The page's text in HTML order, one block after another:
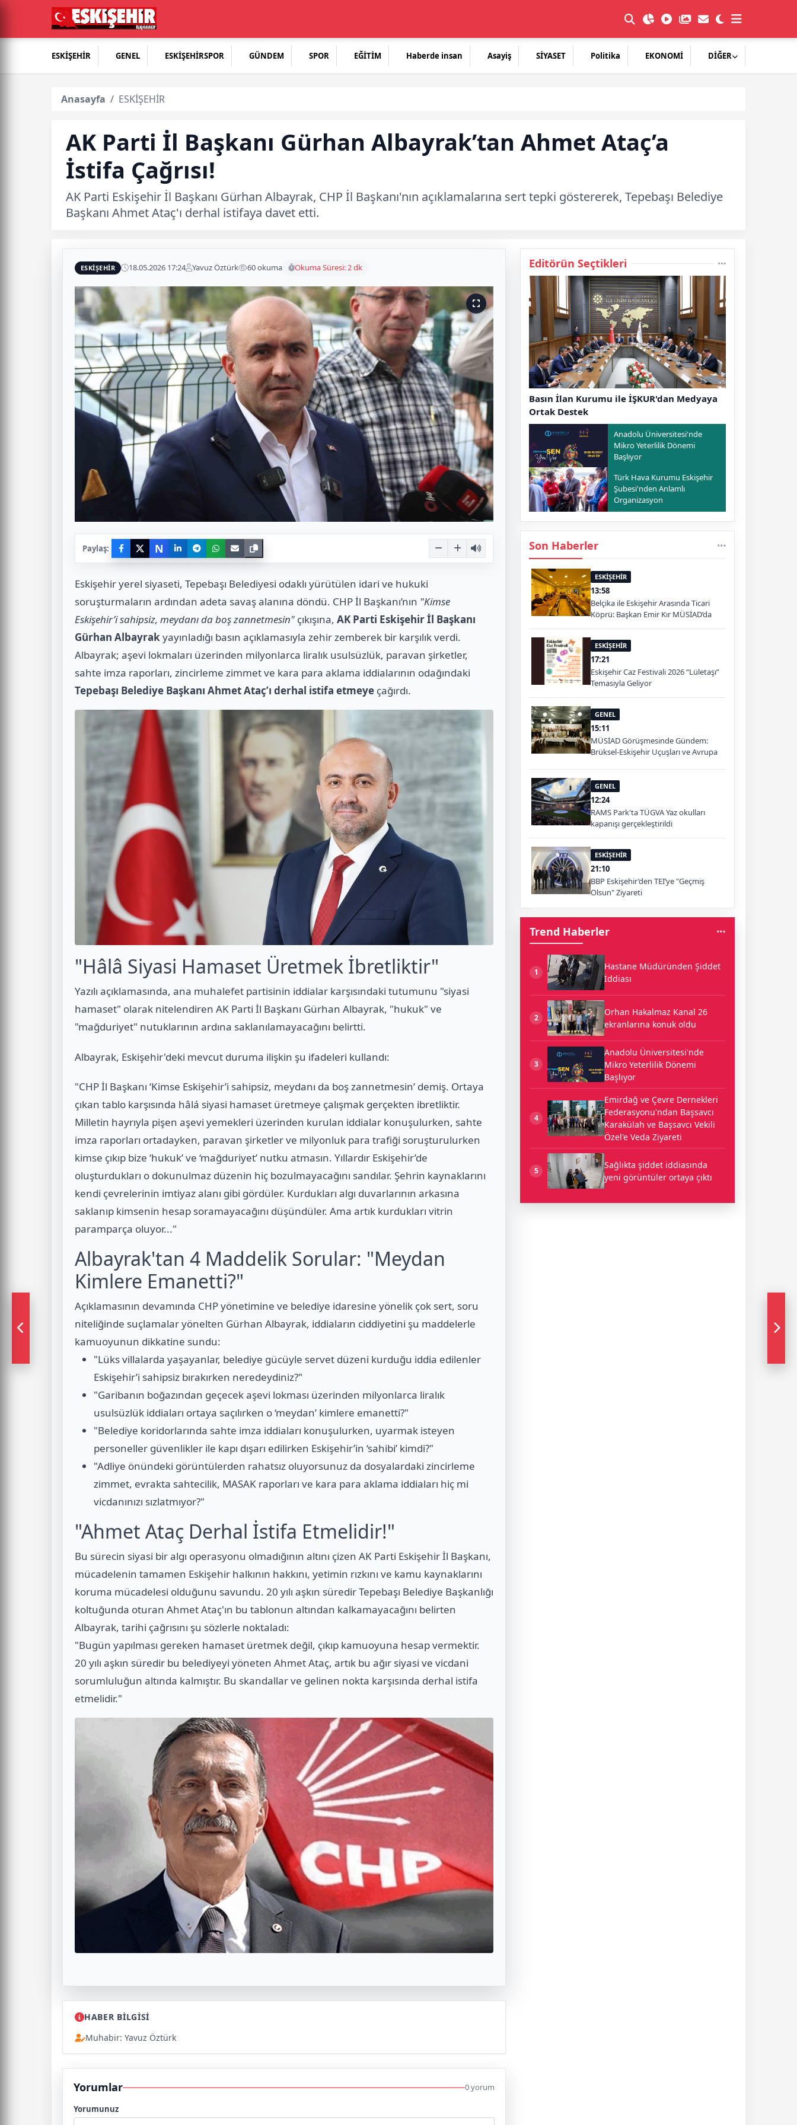
ESKİŞEHİR GENEL ESKİŞEHİRSPOR GÜNDEM SPOR EĞİTİM Haberde insan Asayiş SİYASET Politika EKONOMİ DİĞER
Anasayfa ESKİŞEHİR
AK Parti İl Başkanı Gürhan Albayrak’tan Ahmet Ataç’a
İstifa Çağrısı!
AK Parti Eskişehir İl Başkanı Gürhan Albayrak, CHP İl Başkanı'nın açıklamalarına sert tepki göstererek, Tepebaşı Belediye
Başkanı Ahmet Ataç'ı derhal istifaya davet etti.
ESKİŞEHİR 18.05.2026 17:24 Yavuz Öztürk 60 okuma Okuma Süresi: 2 dk
Paylaş: N
Eskişehir yerel siyaseti, Tepebaşı Belediyesi odaklı yürütülen idari ve hukuki
soruşturmaların ardından adeta savaş alanına döndü. CHP İl Başkanı’nın "Kimse
Eskişehir’i sahipsiz, meydanı da boş zannetmesin" çıkışına, AK Parti Eskişehir İl Başkanı
Gürhan Albayrakyayınladığı basın açıklamasıyla zehir zemberek bir karşılık verdi.
Albayrak; aşevi lokmaları üzerinden milyonlarca liralık usulsüzlük, paravan şirketler,
sahte imza raporları, zincirleme zimmet ve kara para aklama iddialarının odağındaki
Tepebaşı Belediye Başkanı Ahmet Ataç’ı derhal istifa etmeye çağırdı.
"Hâlâ Siyasi Hamaset Üretmek İbretliktir"
Yazılı açıklamasında, ana muhalefet partisinin iddialar karşısındaki tutumunu "siyasi
hamaset" olarak nitelendiren AK Parti İl Başkanı Gürhan Albayrak, "hukuk" ve
"mağduriyet" nutuklarının ardına saklanılamayacağını belirtti.
Albayrak, Eskişehir'deki mevcut duruma ilişkin şu ifadeleri kullandı:
"CHP İl Başkanı ‘Kimse Eskişehir’i sahipsiz, meydanı da boş zannetmesin’ demiş. Ortaya
çıkan tablo karşısında hâlá siyasi hamaset üretmeye çalışmak gerçekten ibretliktir.
Milletin hayrıyla pişen aşevi yemekleri üzerinden kurulan iddialar konuşulurken, sahte
imza raporları ortadayken, paravan şirketler ve milyonluk para trafiği soruşturulurken
kimse çıkıp bize ‘hukuk’ ve ‘mağduriyet’ nutku atmasın. Yıllardır Eskişehir’de
oluşturdukları o dokunulmaz düzenin hiç bozulmayacağını sandılar. Şehrin kaynaklarını
kendi çevrelerinin imtiyaz alanı gibi gördüler. Kurdukları algı duvarlarının arkasına
saklanıp kimsenin hesap soramayacağını düşündüler. Ama artık kurdukları vitrin
paramparça oluyor..."
Albayrak'tan 4 Maddelik Sorular: "Meydan
Kimlere Emanetti?"
Açıklamasının devamında CHP yönetimine ve belediye idaresine yönelik çok sert, soru
niteliğinde suçlamalar yönelten Gürhan Albayrak, iddiaların ciddiyetini şu maddelerle
kamuoyunun dikkatine sundu:
"Lüks villalarda yaşayanlar, belediye gücüyle servet düzeni kurduğu iddia edilenler
Eskişehir’i sahipsiz bırakırken neredeydiniz?"
"Garibanın boğazından geçecek aşevi lokması üzerinden milyonlarca liralık
usulsüzlük iddiaları ortaya saçılırken o ‘meydan’ kimlere emanetti?"
"Belediye koridorlarında sahte imza iddiaları konuşulurken, uyarmak isteyen
personeller güvenlikler ile kapı dışarı edilirken Eskişehir’in ‘sahibi’ kimdi?"
"Adliye önündeki görüntülerden rahatsız oluyorsunuz da dosyalardaki zincirleme
zimmet, evrakta sahtecilik, MASAK raporları ve kara para aklama iddiaları hiç mi
vicdanınızı sızlatmıyor?"
"Ahmet Ataç Derhal İstifa Etmelidir!"
Bu sürecin siyasi bir algı operasyonu olmadığının altını çizen AK Parti Eskişehir İl Başkanı,
mücadelenin tamamen Eskişehir halkının hakkını, yetimin rızkını ve kamu kaynaklarını
koruma mücadelesi olduğunu savundu. 20 yılı aşkın süredir Tepebaşı Belediye Başkanlığı
koltuğunda oturan Ahmet Ataç'ın bu tablonun altından kalkamayacağını belirten
Albayrak, tarihi çağrısını şu sözlerle noktaladı:
"Bugün yapılması gereken hamaset üretmek değil, çıkıp kamuoyuna hesap vermektir.
20 yılı aşkın süredir bu belediyeyi yöneten Ahmet Ataç, artık bu ağır siyasi ve vicdani
sorumluluğun altında kalmıştır. Bu skandallar ve gelinen nokta karşısında derhal istifa
etmelidir."
HABER BİLGİSİ
Muhabir: Yavuz Öztürk
Yorumlar 0 yorum
Yorumunuz
Editörün Seçtikleri
Basın İlan Kurumu ile İŞKUR'dan Medyaya
Ortak Destek
Anadolu Üniversitesi'nde
Mikro Yeterlilik Dönemi
Başlıyor
Türk Hava Kurumu Eskişehir
Şubesi'nden Anlamlı
Organizasyon
Son Haberler
ESKİŞEHİR
13:58
Belçika ile Eskişehir Arasında Ticari
Köprü: Başkan Emir Kır MÜSİAD’da
ESKİŞEHİR
17:21
Eskişehir Caz Festivali 2026 “Lületaşı”
Temasıyla Geliyor
GENEL
15:11
MÜSİAD Görüşmesinde Gündem:
Brüksel-Eskişehir Uçuşları ve Avrupa
GENEL
12:24
RAMS Park'ta TÜGVA Yaz okulları
kapanışı gerçekleştirildi
ESKİŞEHİR
21:10
BBP Eskişehir’den TEI’ye "Geçmiş
Olsun" Ziyareti
Trend Haberler
1
Hastane Müdüründen Şiddet
İddiası
2
Orhan Hakalmaz Kanal 26
ekranlarına konuk oldu
3
Anadolu Üniversitesi'nde
Mikro Yeterlilik Dönemi
Başlıyor
4
Emirdağ ve Çevre Dernekleri
Federasyonu'ndan Başsavcı
Karakülah ve Başsavcı Vekili
Özel'e Veda Ziyareti
5
Sağlıkta şiddet iddiasında
yeni görüntüler ortaya çıktı